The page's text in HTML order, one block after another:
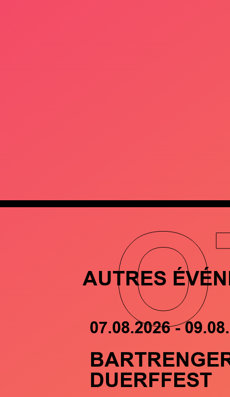
AUTRES
07.08.2026 -
DUERFFEST